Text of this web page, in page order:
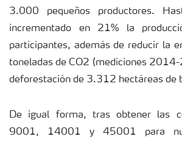
3.000 pequeños productores.
incrementado en 21% la
participantes, además de reducir la
toneladas de CO2 (mediciones
deforestación de 3.312 hectáreas de
De igual forma, tras obtener las
9001, 14001 y 45001 para